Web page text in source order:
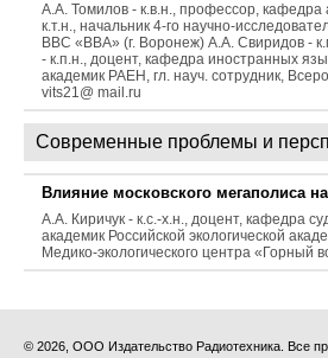
А.А. Томилов - к.в.н., профессор,
к.т.н., начальник 4-го научно-
ВВС «ВВА» (г. Воронеж) А.А. Свиридов -
- к.п.н., доцент, кафедра иностранных
академик РАЕН, гл. науч. сотрудник,
vits21@ mail.ru
Современные проблемы и
Влияние московского мегаполиса
А.А. Киричук - к.с.-х.н., доцент, кафедра
академик Российской экологической
Медико-экологического центра «Горный
© 2026, ООО Издательство Радиотехника. Все